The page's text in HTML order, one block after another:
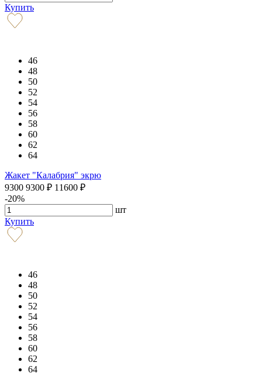
Купить
46
48
50
52
54
56
58
60
62
64
Жакет "Калабрия" экрю
9300 9300 ₽ 11600 ₽
-20%
шт
Купить
46
48
50
52
54
56
58
60
62
64